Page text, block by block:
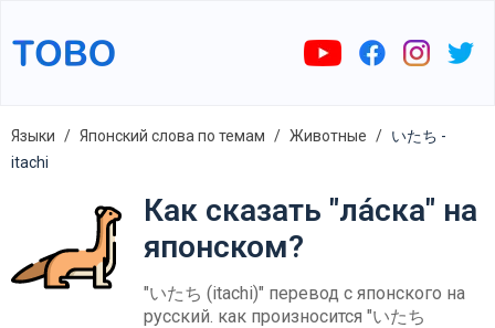
Языки Японский слова по темам Животные
いたち -
itachi
Как сказать "ла́ска" на
японском?
"いたち (itachi)" перевод с японского на
русский. как произносится "いたち